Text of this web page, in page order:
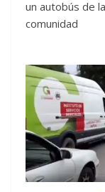
un autobús de
comunidad